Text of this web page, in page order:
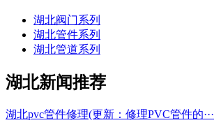
湖北阀门系列
湖北管件系列
湖北管道系列
湖北新闻推荐
湖北pvc管件修理(更新：修理PVC管件的···